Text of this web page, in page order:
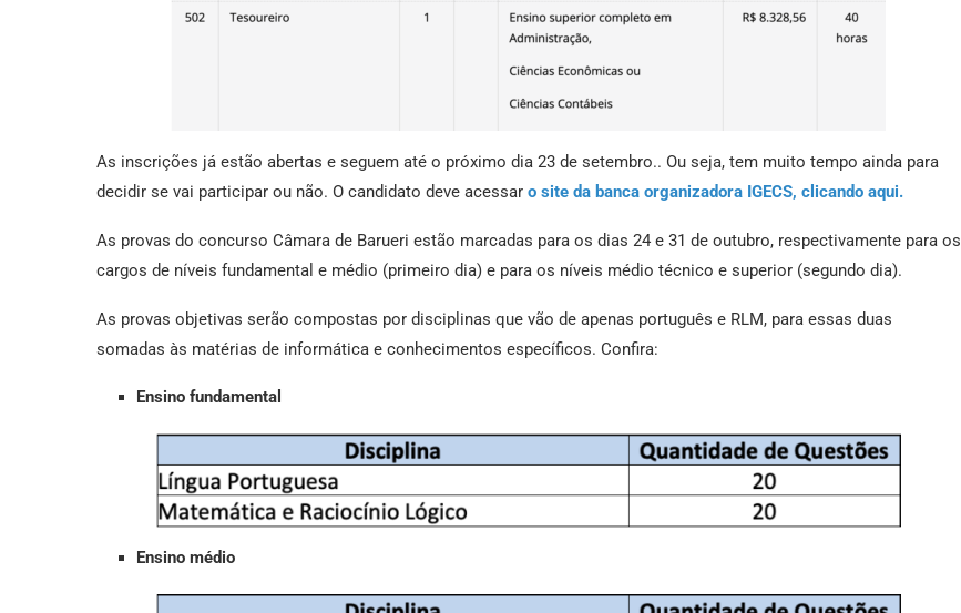
As inscrições já estão abertas e seguem até o próximo dia 23 de setembro.. Ou seja, tem muito tempo ainda para
decidir se vai participar ou não. O candidato deve acessar o site da banca organizadora IGECS, clicando aqui.
As provas do concurso Câmara de Barueri estão marcadas para os dias 24 e 31 de outubro, respectivamente para os
cargos de níveis fundamental e médio (primeiro dia) e para os níveis médio técnico e superior (segundo dia).
As provas objetivas serão compostas por disciplinas que vão de apenas português e RLM, para essas duas
somadas às matérias de informática e conhecimentos específicos. Confira:
Ensino fundamental
Ensino médio